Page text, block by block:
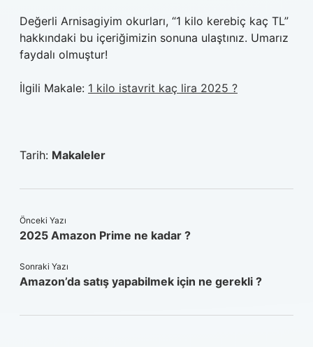
Değerli Arnisagiyim okurları, “1 kilo kerebiç kaç TL”
hakkındaki bu içeriğimizin sonuna ulaştınız. Umarız
faydalı olmuştur!
İlgili Makale: 1 kilo istavrit kaç lira 2025 ?
Tarih: Makaleler
Önceki Yazı
2025 Amazon Prime ne kadar ?
Sonraki Yazı
Amazon’da satış yapabilmek için ne gerekli ?